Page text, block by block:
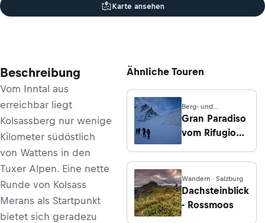
Karte ansehen
Beschreibung
Vom Inntal aus
erreichbar liegt
Kolsassberg nur wenige
Kilometer südöstlich
von Wattens in den
Tuxer Alpen. Eine nette
Runde von Kolsass
Merans als Startpunkt
bietet sich geradezu
Ähnliche Touren
Berg- und
Hochtouren ·
Piemont
Gran Paradiso
vom Rifugio
Chabod
Wandern · Salzburg
Dachsteinblick
- Rossmoos